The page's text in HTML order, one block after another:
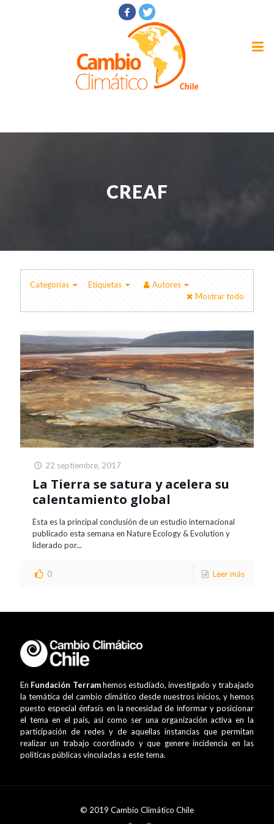
CREAF
Categorías Etiquetas
Autores
Mostrar todo
22 septiembre, 2017
La Tierra se satura y acelera su
calentamiento global
Esta es la principal conclusión de un estudio internacional
publicado esta semana en Nature Ecology & Evolution y
liderado por...
0 Leer más
En Fundación Terramhemos estudiado, investigado y trabajado
la temática del cambio climático desde nuestros inicios, y hemos
puesto especial énfasis en la necesidad de informar y posicionar
el tema en el país, así como ser una organización activa en la
participación de redes y de aquellas instancias que permitan
realizar un trabajo coordinado y que genere incidencia en las
políticas públicas vinculadas a este tema.
© 2019 Cambio Climático Chile